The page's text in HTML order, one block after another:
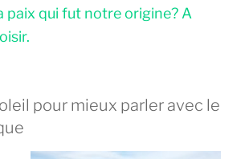
paix qui fut notre origine? A
pour mieux parler avec le